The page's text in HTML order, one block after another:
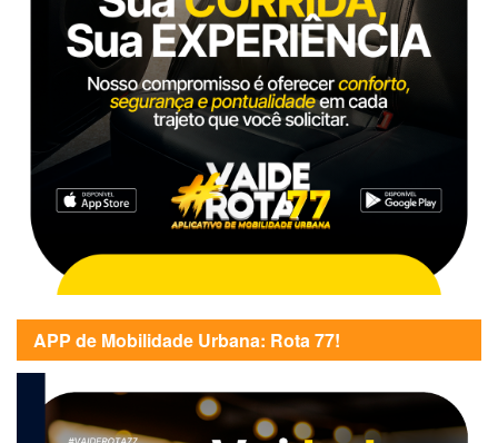
APP de Mobilidade Urbana: Rota 77!